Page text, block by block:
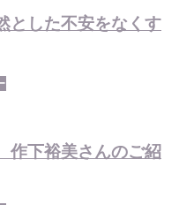
とした不安をなくす
下裕美さんのご紹